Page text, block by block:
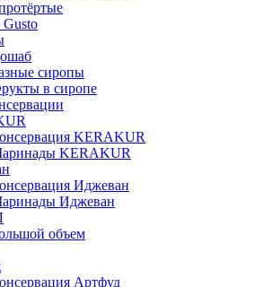
Gusto
сиропы
в сиропе
KERAKUR
KERAKUR
Иджеван
Иджеван
объем
Артфуд